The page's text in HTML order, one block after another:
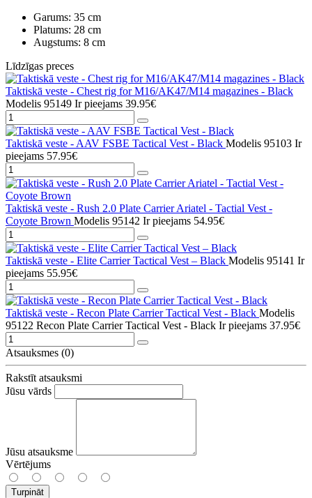
Garums: 35 cm
Platums: 28 cm
Augstums: 8 cm
Līdzīgas preces
Taktiskā veste - Chest rig for M16/AK47/M14 magazines - Black
Modelis 95149 Ir pieejams 39.95€
Taktiskā veste - AAV FSBE Tactical Vest - Black Modelis 95103 Ir
pieejams 57.95€
Taktiskā veste - Rush 2.0 Plate Carrier Ariatel - Tactial Vest -
Coyote Brown Modelis 95142 Ir pieejams 54.95€
Taktiskā veste - Elite Carrier Tactical Vest – Black Modelis 95141 Ir
pieejams 55.95€
Taktiskā veste - Recon Plate Carrier Tactical Vest - Black Modelis
95122 Recon Plate Carrier Tactical Vest - Black Ir pieejams 37.95€
Atsauksmes (0)
Rakstīt atsauksmi
Jūsu vārds
Jūsu atsauksme
Vērtējums
Turpināt